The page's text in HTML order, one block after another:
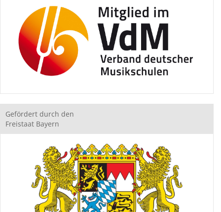
Gefördert durch den
Freistaat Bayern